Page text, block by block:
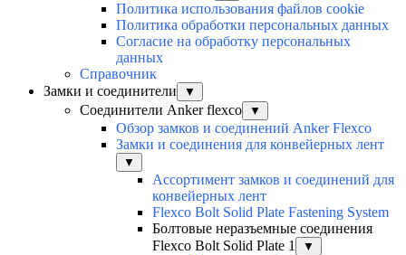
Политика использования файлов cookie
Политика обработки персональных данных
Согласие на обработку персональных
данных
Справочник
Замки и соединители
▼
Соединители Anker flexco ▼
Обзор замков и соединений Anker Flexco
Замки и соединения для конвейерных лент
▼
Ассортимент замков и соединений для
конвейерных лент
Flexco Bolt Solid Plate Fastening System
Болтовые неразъемные соединения
Flexco Bolt Solid Plate 1
▼